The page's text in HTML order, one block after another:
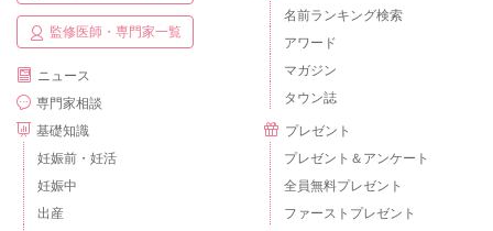
監修医師・専門家一覧
ニュース
専門家相談
基礎知識
妊娠前・妊活
妊娠中
出産
名前ランキング検索
アワード
マガジン
タウン誌
プレゼント
プレゼント＆アンケート
全員無料プレゼント
ファーストプレゼント